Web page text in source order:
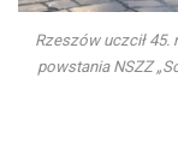
Rzeszów uczcił
powstania NSZZ